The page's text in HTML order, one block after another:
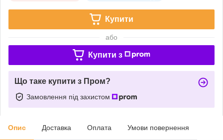
Купити
або
Купити з
Що таке купити з Пром?
Замовлення під захистом
Опис Доставка Оплата Умови повернення